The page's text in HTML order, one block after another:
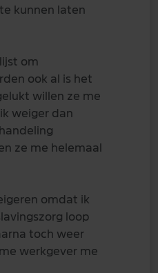
kunnen laten
om
ook al is het
willen ze me
weiger dan
ze me helemaal
omdat ik
loop
toch weer
werkgever me